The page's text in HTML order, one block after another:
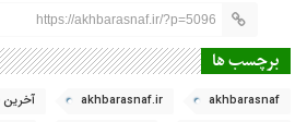
https://akhbarasnaf.ir/?p=5096
برچسب ها
akhbarasnaf
akhbarasnaf.ir